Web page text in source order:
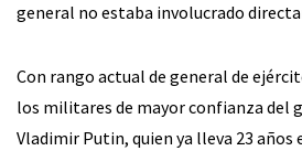
general no estaba involucrado
Con rango actual de general de
los militares de mayor confianza del
Vladimir Putin, quien ya lleva 23 años